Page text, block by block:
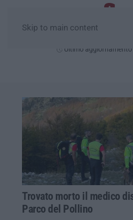
Skip to main content
Ultimo aggiornamento
Trovato morto il medico
Parco del Pollino